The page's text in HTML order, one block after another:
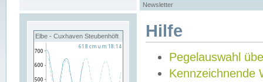
Newsletter
Elbe - Cuxhaven Steubenhöft Hilfe
Pegelauswahl
Kennzeichnende